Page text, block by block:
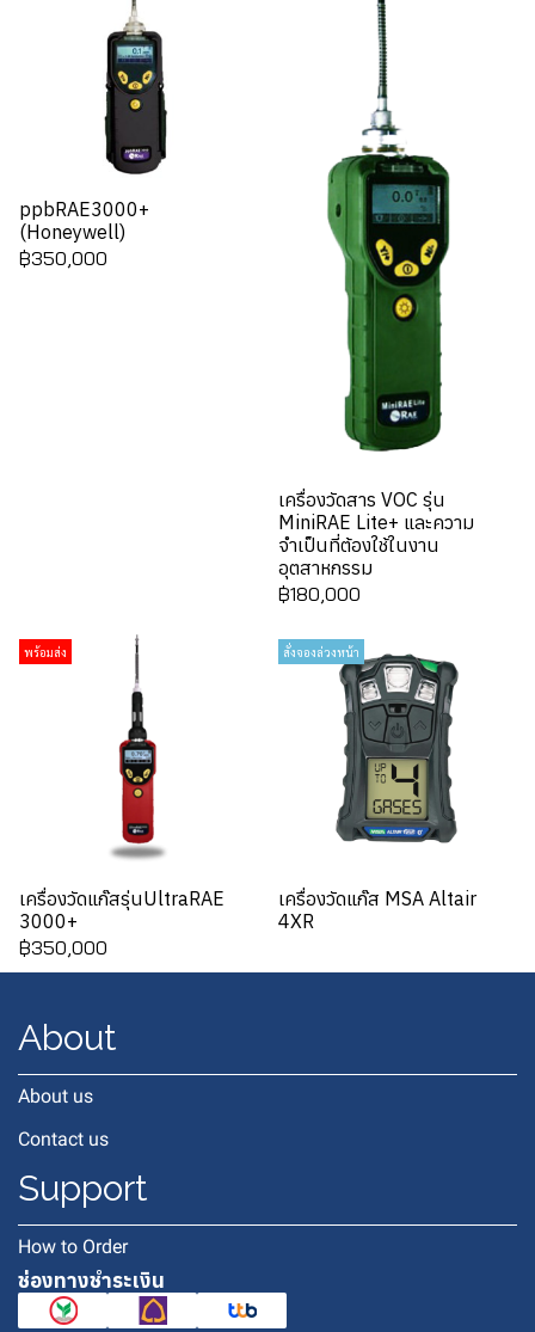
ppbRAE3000+
(Honeywell)
฿350,000
เครื่องวัดสาร VOC รุ่น
MiniRAE Lite+ และความ
จำเป็นที่ต้องใช้ในงาน
อุตสาหกรรม
฿180,000
พร้อมส่ง
เครื่องวัดแก๊สรุ่นUltraRAE
3000+
฿350,000
สั่งจองล่วงหน้า
เครื่องวัดแก๊ส MSA Altair
4XR
About
About us
Contact us
Support
How to Order
ช่องทางชำระเงิน